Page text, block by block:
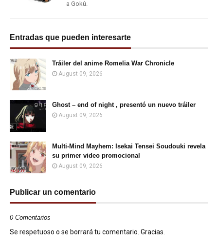
a Gokú.
Entradas que pueden interesarte
Tráiler del anime Romelia War Chronicle
August 09, 2026
Ghost – end of night , presentó un nuevo tráiler
August 09, 2026
Multi-Mind Mayhem: Isekai Tensei Soudouki revela
su primer video promocional
August 09, 2026
Publicar un comentario
0 Comentarios
Se respetuoso o se borrará tu comentario. Gracias.